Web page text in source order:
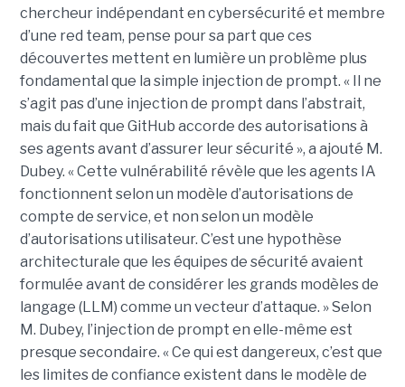
chercheur indépendant en cybersécurité et membre
d’une red team, pense pour sa part que ces
découvertes mettent en lumière un problème plus
fondamental que la simple injection de prompt. « Il ne
s’agit pas d’une injection de prompt dans l’abstrait,
mais du fait que GitHub accorde des autorisations à
ses agents avant d’assurer leur sécurité », a ajouté M.
Dubey. « Cette vulnérabilité révèle que les agents IA
fonctionnent selon un modèle d’autorisations de
compte de service, et non selon un modèle
d’autorisations utilisateur. C’est une hypothèse
architecturale que les équipes de sécurité avaient
formulée avant de considérer les grands modèles de
langage (LLM) comme un vecteur d’attaque. » Selon
M. Dubey, l’injection de prompt en elle-même est
presque secondaire. « Ce qui est dangereux, c’est que
les limites de confiance existent dans le modèle de